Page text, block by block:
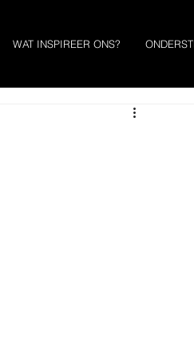
WAT INSPIREER ONS?